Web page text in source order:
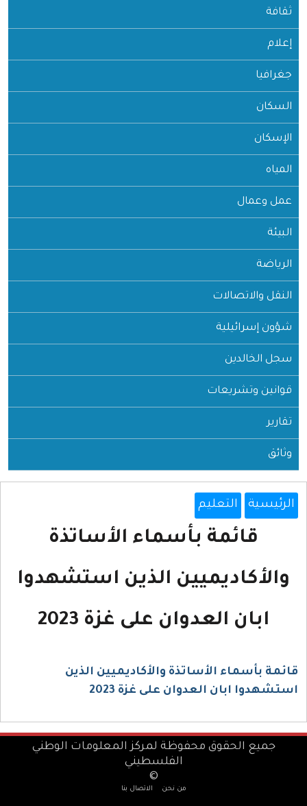
ثقافة
إعلام
جغرافيا
السكان
الإسكان
المياه
عمل وعمال
البيئة
الرياضة
النقل والاتصالات
شؤون إسرائيلية
سجل الخالدين
قوانين وتشريعات
تقارير
وثائق
الرئيسية التعليم
قائمة بأسماء الأساتذة
والأكاديميين الذين استشهدوا
ابان العدوان على غزة 2023
قائمة بأسماء الأساتذة والأكاديميين الذين
استشهدوا ابان العدوان على غزة 2023
جميع الحقوق محفوظة لمركز المعلومات الوطني
الفلسطيني
©
من نحن الاتصال بنا